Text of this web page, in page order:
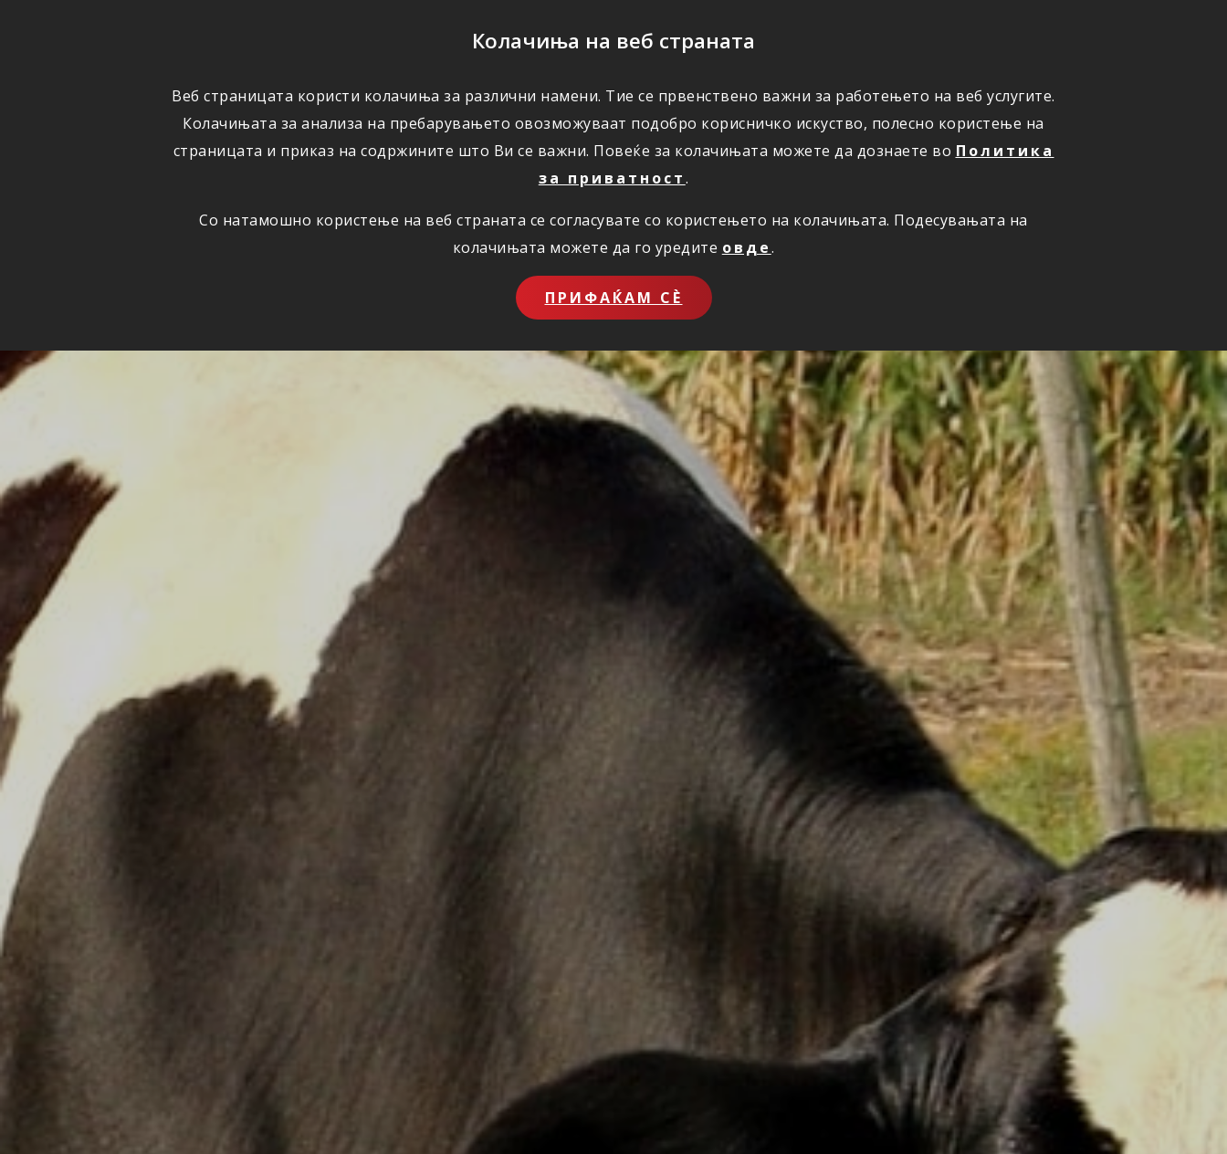
Колачиња на веб страната
Веб страницата користи колачиња за различни намени. Тие се првенствено важни за работењето на веб услугите.
Колачињата за анализа на пребарувањето овозможуваат подобро корисничко искуство, полесно користење на
страницата и приказ на содржините што Ви се важни. Повеќе за колачињата можете да дознаете во Политика
за приватност.
Со натамошно користење на веб страната се согласувате со користењето на колачињата. Подесувањата на
колачињата можете да го уредите овде.
ПРИФАЌАМ СЀ
ОСИГУРУВАЊЕ ШТЕТИ ПОВОЛНОСТИ КОРИСНО ЗА НАС ОНЛАЈН ПРИЈАВИ ШТЕТА